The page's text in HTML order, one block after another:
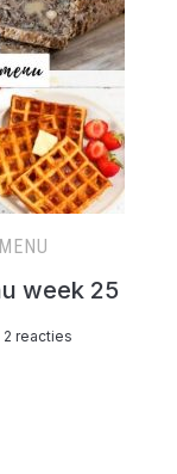
week 25
2 reacties